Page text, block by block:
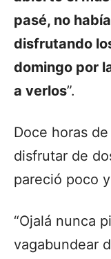
pasé, no
disfrutando
domingo por
a verlos”.
Doce horas
disfrutar de
pareció poco
“Ojalá nunca
vagabundear